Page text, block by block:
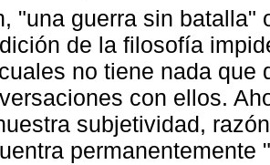
"una guerra sin batalla"
de la filosofía
no tiene nada que
con ellos.
subjetividad,
permanentemente